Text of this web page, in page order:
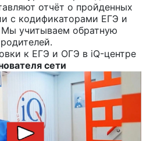
отчёт о пройденных
с кодификаторами ЕГЭ и
учитываем обратную
к ЕГЭ и ОГЭ в iQ-центре
сети